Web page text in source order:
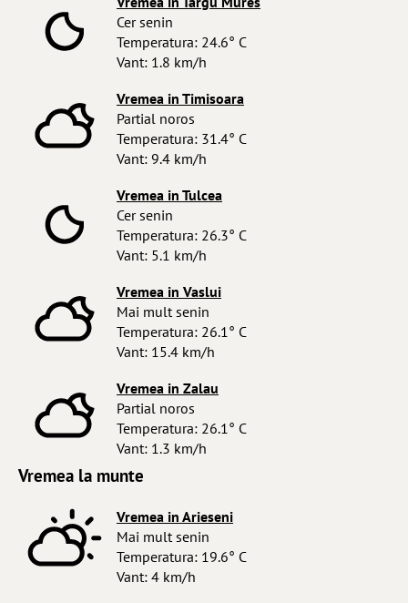
Cer senin
Temperatura: 24.6° C
Vant: 1.8 km/h
Vremea in Timisoara
Partial noros
Temperatura: 31.4° C
Vant: 9.4 km/h
Vremea in Tulcea
Cer senin
Temperatura: 26.3° C
Vant: 5.1 km/h
Vremea in Vaslui
Mai mult senin
Temperatura: 26.1° C
Vant: 15.4 km/h
Vremea in Zalau
Partial noros
Temperatura: 26.1° C
Vant: 1.3 km/h
Vremea la munte
Vremea in Arieseni
Mai mult senin
Temperatura: 19.6° C
Vant: 4 km/h